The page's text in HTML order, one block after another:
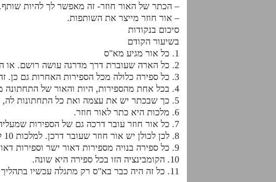
– הכתר של האור חוזר- זה מאפשר לך להיות
– אור חוזר מייצר את השותפות.
סיכום בנקודות
בשיעור הקודם
1. כל אור מגיע מא"ס
2. כל הארה שעוברת דרך מדרגה עושה רושם. או השארה בקביעות או השארה עוברת.
3. כל ספירה כלולה מכל הספירות האחרות גם כן. זה נקרא חוק ההתכללות.
4. בכל אחת מהספירות, היות והאור של התחתונה ממנה עבר דרכה, לכן כלולה גם ממנה.
5. כך שבכתר יש את עצמה ואת כל התחתונות לה, דהיינו 10 וכו'
6. מלכות היא כתר לאור חוזר.
7. כל אור חוזר עובר דרכה גם של הספירות שמעליה
8. לכן לכולן יש אור חוזר שעובר דרכן. למלכות 10 ליסוד 9 וכו'
9. כל ספירה בנויה מספירות דאור ישר וספירות דאור חוזר והשילוב הזה נותן 10 ספירות לכל ספירה.
10. הקומבינציה הזו בכל ספירה היא שונה.
11. כל זה היה כבר בא"ס רק מתגלה עכשיו בתהליך של 10 ספירות דאור ישר ו10 ספירות דאור חוזר.